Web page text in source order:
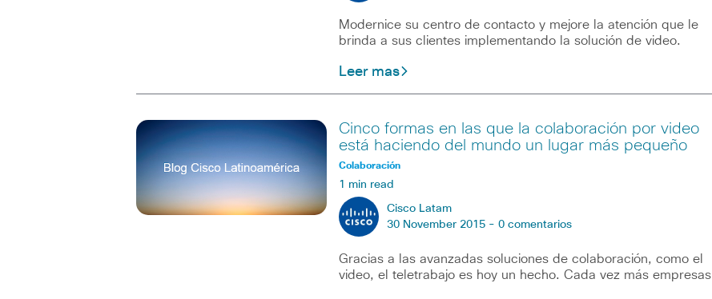
Modernice su centro de contacto y mejore la atención que le
brinda a sus clientes implementando la solución de video.
Leer mas
Cinco formas en las que la colaboración por video
está haciendo del mundo un lugar más pequeño
Colaboración
1 min read
Cisco Latam
30 November 2015 - 0 comentarios
Gracias a las avanzadas soluciones de colaboración, como el
video, el teletrabajo es hoy un hecho. Cada vez más empresas